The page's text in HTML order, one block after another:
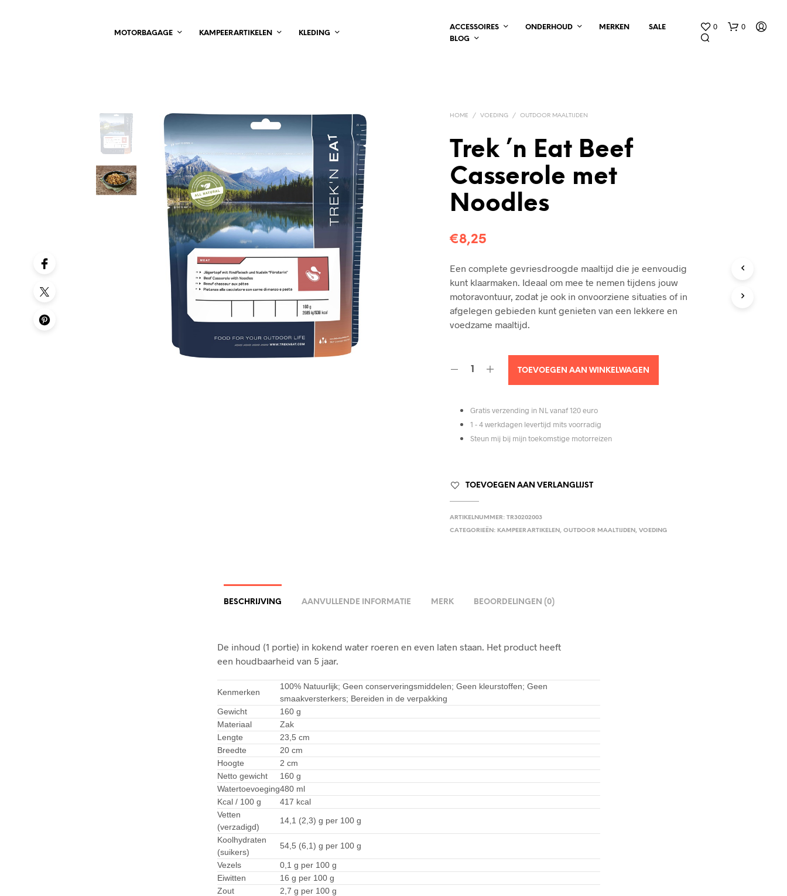
MOTORBAGAGE KAMPEERARTIKELEN KLEDING
ACCESSOIRES ONDERHOUD MERKEN
SALE
BLOG
0 0
HOME / VOEDING / OUTDOOR MAALTIJDEN
Trek ’n Eat Beef
Casserole met
Noodles
€8,25
Een complete gevriesdroogde maaltijd die je eenvoudig
kunt klaarmaken. Ideaal om mee te nemen tijdens jouw
motoravontuur, zodat je ook in onvoorziene situaties of in
afgelegen gebieden kunt genieten van een lekkere en
voedzame maaltijd.
TOEVOEGEN AAN WINKELWAGEN
Gratis verzending in NL vanaf 120 euro
1 - 4 werkdagen levertijd mits voorradig
Steun mij bij mijn toekomstige motorreizen
TOEVOEGEN AAN VERLANGLIJST
ARTIKELNUMMER:TR30202003
CATEGORIEËN: KAMPEERARTIKELEN ,OUTDOOR MAALTIJDEN ,VOEDING
BESCHRIJVING AANVULLENDE INFORMATIE MERK BEOORDELINGEN (0)
De inhoud (1 portie) in kokend water roeren en even laten staan. Het product heeft
een houdbaarheid van 5 jaar.
Kenmerken
100% Natuurlijk; Geen conserveringsmiddelen; Geen kleurstoffen; Geen
smaakversterkers; Bereiden in de verpakking
Gewicht
160 g
Materiaal
Zak
Lengte
23,5 cm
Breedte
20 cm
Hoogte
2 cm
Netto gewicht
160 g
Watertoevoeging480 ml
Kcal / 100 g
417 kcal
Vetten
(verzadigd)
14,1 (2,3) g per 100 g
Koolhydraten
(suikers)
54,5 (6,1) g per 100 g
Vezels
0,1 g per 100 g
Eiwitten
16 g per 100 g
Zout
2,7 g per 100 g